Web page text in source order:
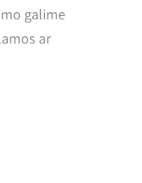
galime
ar